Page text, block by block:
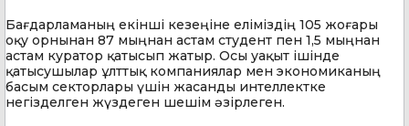
Бағдарламаның екінші кезеңіне еліміздің 105 жоғары
оқу орнынан 87 мыңнан астам студент пен 1,5 мыңнан
астам куратор қатысып жатыр. Осы уақыт ішінде
қатысушылар ұлттық компаниялар мен экономиканың
басым секторлары үшін жасанды интеллектке
негізделген жүздеген шешім әзірлеген.